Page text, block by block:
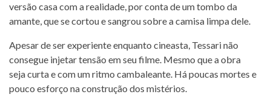
versão casa com a realidade, por conta de um tombo da
amante, que se cortou e sangrou sobre a camisa limpa dele.
Apesar de ser experiente enquanto cineasta, Tessari não
consegue injetar tensão em seu filme. Mesmo que a obra
seja curta e com um ritmo cambaleante. Há poucas mortes e
pouco esforço na construção dos mistérios.